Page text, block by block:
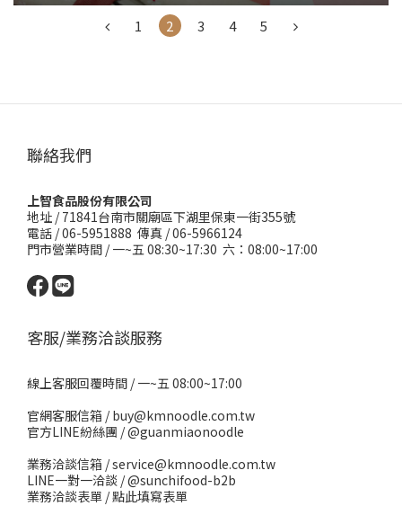
1 2 3 4 5
聯絡我們
上智食品股份有限公司
地址 /71841台南市關廟區下湖里保東一街355號
電話 / 06-5951888 傳真 / 06-5966124
門市營業時間 / 一~五 08:30~17:30 六：08:00~17:00
客服/業務洽談服務
線上客服回覆時間 / 一~五 08:00~17:00
官網客服信箱 / buy@kmnoodle.com.tw
官方LINE紛絲團 /@guanmiaonoodle
業務洽談信箱 / service@kmnoodle.com.tw
LINE一對一洽談 /@sunchifood-b2b
業務洽談表單 /點此填寫表單